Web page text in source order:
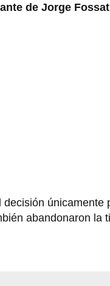
de Jorge
únicamente
abandonaron la